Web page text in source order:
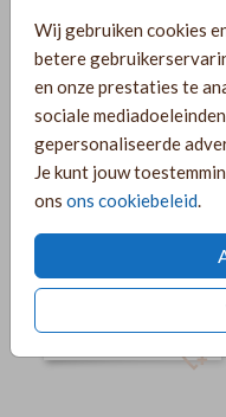
Wij gebruiken cookies
betere
en onze prestaties te
sociale
gepersonaliseerde
Je kunt jouw
ons ons cookiebeleid.